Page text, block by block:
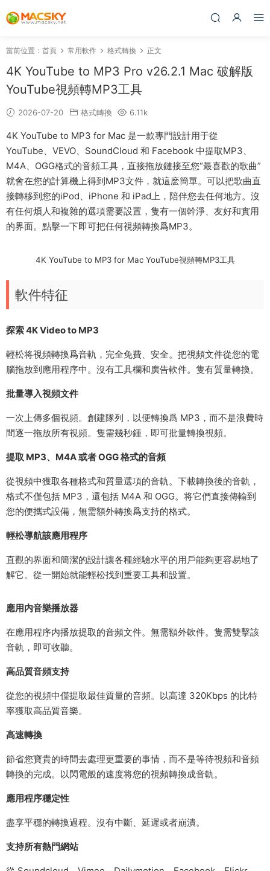
當前位置： 首頁 常用軟件 格式轉換 正文
4K YouTube to MP3 Pro v26.2.1 Mac 破解版
YouTube視頻轉MP3工具
2026-07-20 格式轉換 6.11k
4K YouTube to MP3 for Mac 是一款專門設計用于從
YouTube、VEVO、SoundCloud 和 Facebook 中提取MP3、
M4A、OGG格式的音頻工具，直接拖放鏈接至您“最喜歡的歌曲”
就會在您的計算機上得到MP3文件，就這麽簡單。可以把歌曲直
接轉移到您的iPod、iPhone 和 iPad上，陪伴您去任何地方。沒
有任何煩人和複雜的選項需要設置，隻有一個幹淨、友好和實用
的界面。點擊一下即可把任何視頻轉換爲MP3。
4K YouTube to MP3 for Mac YouTube視頻轉MP3工具
軟件特征
探索 4K Video to MP3
輕松将視頻轉換爲音軌，完全免費、安全。把視頻文件從您的電
腦拖放到應用程序中。沒有工具欄和廣告軟件。隻有質量轉換。
批量導入視頻文件
一次上傳多個視頻。創建隊列，以便轉換爲 MP3，而不是浪費時
間逐一拖放所有視頻。隻需幾秒鍾，即可批量轉換視頻。
提取 MP3、M4A 或者 OGG 格式的音頻
從視頻中獲取各種格式和質量選項的音軌。下載轉換後的音軌，
格式不僅包括 MP3，還包括 M4A 和 OGG。将它們直接傳輸到
您的便攜式設備，無需額外轉換爲支持的格式。
輕松導航該應用程序
直觀的界面和簡潔的設計讓各種經驗水平的用戶能夠更容易地了
解它。從一開始就能輕松找到重要工具和設置。
應用内音樂播放器
在應用程序内播放提取的音頻文件。無需額外軟件。隻需雙擊該
音軌，即可收聽。
高品質音頻支持
從您的視頻中僅提取最佳質量的音頻。以高達 320Kbps 的比特
率獲取高品質音樂。
高速轉換
節省您寶貴的時間去處理更重要的事情，而不是等待視頻和音頻
轉換的完成。以閃電般的速度将您的視頻轉換成音軌。
應用程序穩定性
盡享平穩的轉換過程。沒有中斷、延遲或者崩潰。
支持所有熱門網站